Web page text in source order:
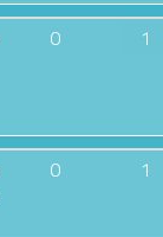
0 1
0 1